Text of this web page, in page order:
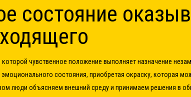
состояние
чувственное положение выполняет назначение
состояния, приобретая окраску, которая
люди объясняем внешний среду и принимаем решения в